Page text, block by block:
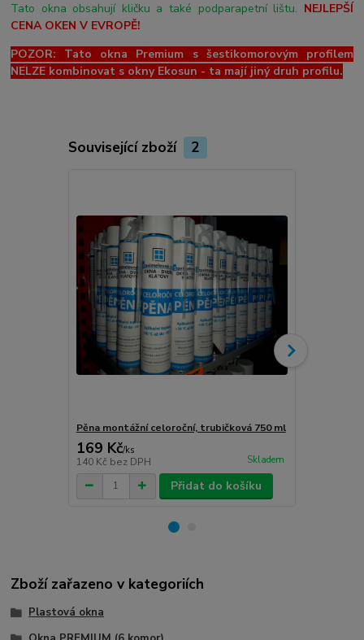
Tato okna obsahují kličku a také podparapetní lištu. NEJLEPŠÍ
CENA OKEN V EVROPĚ!
POZOR: Tato okna Premium s šestikomorovým profilem
NELZE kombinovat s okny Ekosun - ta mají jiný druh profilu.
Související zboží 2
Pěna montážní celoroční, trubičková 750 ml
169 Kč/ks
140 Kč bez DPH Skladem
Přidat do košíku
Zboží zařazeno v kategoriích
Plastová okna